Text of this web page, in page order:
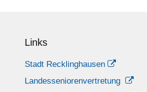
Links
Stadt Recklinghausen
Landesseniorenvertretung